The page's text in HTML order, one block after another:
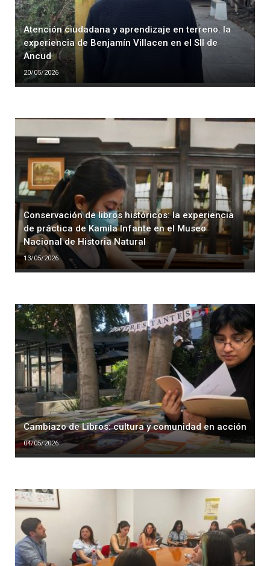
Atención ciudadana y aprendizaje en terreno: la
experiencia de Benjamín Villacen en el SII de
Ancud
20/05/2026
Conservación de libros históricos: la experiencia
de práctica de Kamila Infante en el Museo
Nacional de Historia Natural
13/05/2026
Cambiazo de Libros: cultura y comunidad en acción
04/05/2026